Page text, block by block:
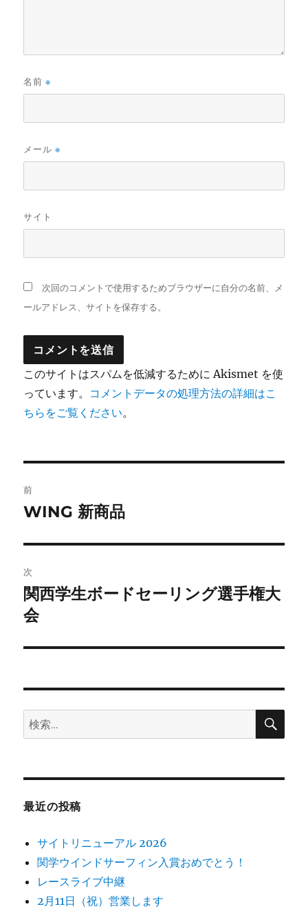
名前※
メール※
サイト
次回のコメントで使用するためブラウザーに自分の名前、メ
ールアドレス、サイトを保存する。
このサイトはスパムを低減するために Akismet を使
っています。 コメントデータの処理方法の詳細はこ
ちらをご覧ください。
稿
ビ
ゲ
ー
シ
ン
前
前
投
稿:
WING 新商品
次
次
の
稿:
関西学生ボードセーリング選手権大
会
検
索:
検
最近の投稿
サイトリニューアル 2026
関学ウインドサーフィン入賞おめでとう！
レースライブ中継
2月11日（祝）営業します